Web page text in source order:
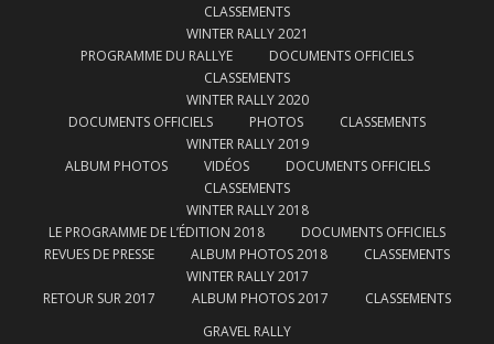
CLASSEMENTS
WINTER RALLY 2021
PROGRAMME DU RALLYE
DOCUMENTS OFFICIELS
CLASSEMENTS
WINTER RALLY 2020
DOCUMENTS OFFICIELS
PHOTOS
CLASSEMENTS
WINTER RALLY 2019
ALBUM PHOTOS
VIDÉOS
DOCUMENTS OFFICIELS
CLASSEMENTS
WINTER RALLY 2018
LE PROGRAMME DE L’ÉDITION 2018
DOCUMENTS OFFICIELS
REVUES DE PRESSE
ALBUM PHOTOS 2018
CLASSEMENTS
WINTER RALLY 2017
RETOUR SUR 2017
ALBUM PHOTOS 2017
CLASSEMENTS
GRAVEL RALLY